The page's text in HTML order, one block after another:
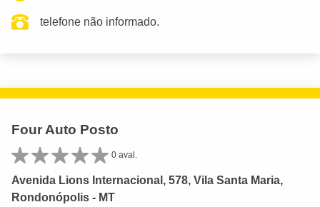
telefone não informado.
Four Auto Posto
0 aval.
Avenida Lions Internacional, 578, Vila Santa Maria,
Rondonópolis - MT